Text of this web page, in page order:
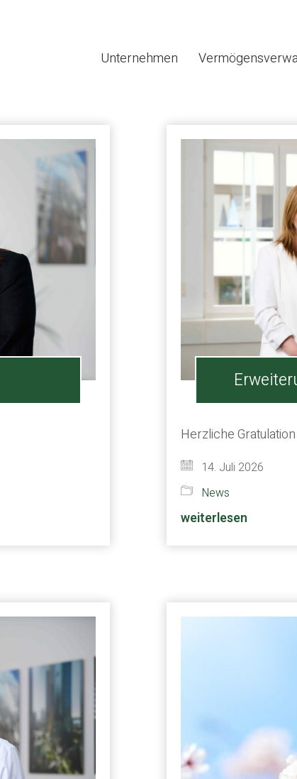
Unternehmen
Herzliche Gratulation
14. Juli 2026
News
weiterlesen